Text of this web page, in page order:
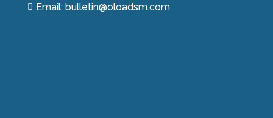
 Email: bulletin@oloadsm.com